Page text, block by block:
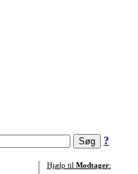
?
Hjælp til Modtager: